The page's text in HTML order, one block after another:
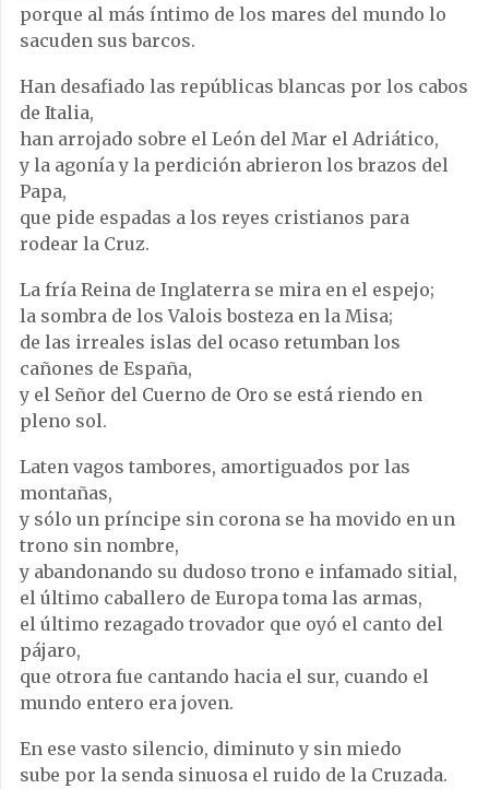
porque al más íntimo de los mares del mundo lo
sacuden sus barcos.
Han desafiado las repúblicas blancas por los cabos
de Italia,
han arrojado sobre el León del Mar el Adriático,
y la agonía y la perdición abrieron los brazos del
Papa,
que pide espadas a los reyes cristianos para
rodear la Cruz.
La fría Reina de Inglaterra se mira en el espejo;
la sombra de los Valois bosteza en la Misa;
de las irreales islas del ocaso retumban los
cañones de España,
y el Señor del Cuerno de Oro se está riendo en
pleno sol.
Laten vagos tambores, amortiguados por las
montañas,
y sólo un príncipe sin corona se ha movido en un
trono sin nombre,
y abandonando su dudoso trono e infamado sitial,
el último caballero de Europa toma las armas,
el último rezagado trovador que oyó el canto del
pájaro,
que otrora fue cantando hacia el sur, cuando el
mundo entero era joven.
En ese vasto silencio, diminuto y sin miedo
sube por la senda sinuosa el ruido de la Cruzada.